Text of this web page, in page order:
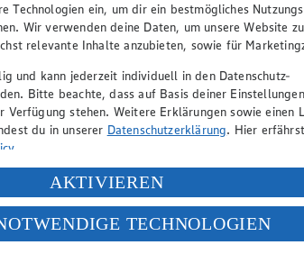
Technologien ein, um dir ein bestmögliches
Wir verwenden deine Daten, um unsere Website zu
relevante Inhalte anzubieten, sowie für
und kann jederzeit individuell in den Datenschutz-
Bitte beachte, dass auf Basis deiner
Verfügung stehen. Weitere Erklärungen sowie einen
du in unserer Datenschutzerklärung. Hier
.
Daten in den USA durch Facebook und
willigst du im Sinne des Art. 49 Abs. 1 Satz 1 lit.
verarbeitet werden. Der EuGH sieht die USA als
nicht angemessenen Datenschutzniveau an. Es
AKTIVIEREN
TECHNOLOGIEN